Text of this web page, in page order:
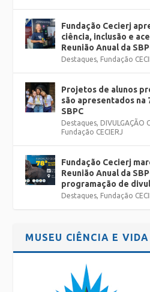
Fundação Cecierj
ciência, inclusão e
Reunião Anual da
Destaques Fundação
Projetos de alunos
são apresentados na
SBPC
Destaques DIVULGAÇÃO
Fundação CECIERJ
Fundação Cecierj
Reunião Anual da
programação de
Destaques Fundação
MUSEU CIÊNCIA E VIDA